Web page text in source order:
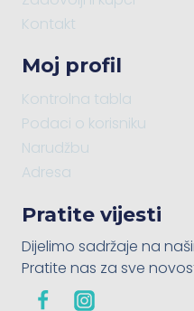
Pratite vijesti
Dijelimo sadržaje na
Pratite nas za sve
Moj profil
Kontrolna tabla
Podaci o korisniku
Narudžbu
Adresa
Kontakt